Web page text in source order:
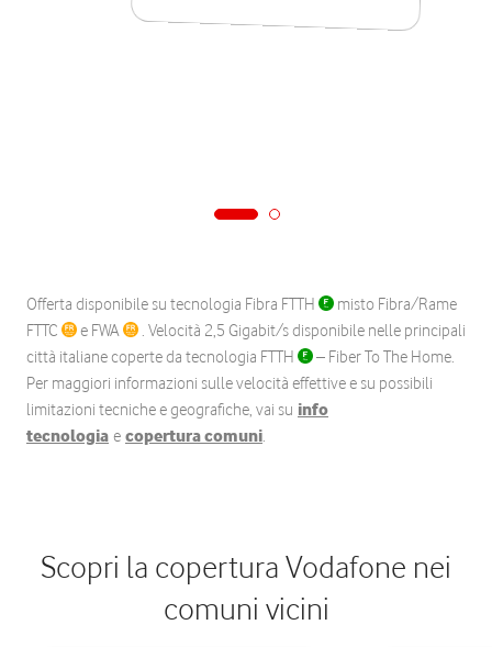
Offerta disponibile su tecnologia Fibra FTTH
misto Fibra/Rame
FTTC
e FWA
. Velocità 2,5 Gigabit/s disponibile nelle principali
città italiane coperte da tecnologia FTTH
– Fiber To The Home.
Per maggiori informazioni sulle velocità effettive e su possibili
limitazioni tecniche e geografiche, vai su info
tecnologia e copertura comuni.
Scopri la copertura Vodafone nei
comuni vicini